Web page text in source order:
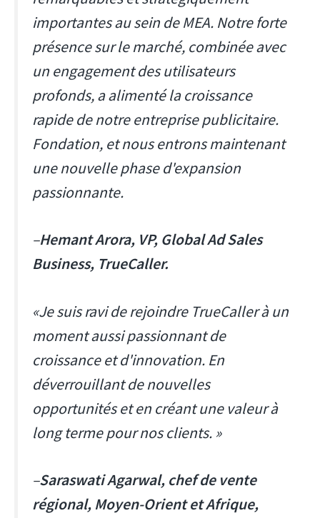
importantes au sein de MEA. Notre forte
présence sur le marché, combinée avec
un engagement des utilisateurs
profonds, a alimenté la croissance
rapide de notre entreprise publicitaire.
Fondation, et nous entrons maintenant
une nouvelle phase d'expansion
passionnante.
–Hemant Arora, VP, Global Ad Sales
Business, TrueCaller.
«Je suis ravi de rejoindre TrueCaller à un
moment aussi passionnant de
croissance et d'innovation. En
déverrouillant de nouvelles
opportunités et en créant une valeur à
long terme pour nos clients. »
–Saraswati Agarwal, chef de vente
régional, Moyen-Orient et Afrique,